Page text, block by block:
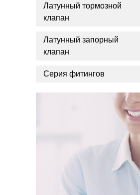
Латунный тормозной
клапан
Латунный запорный
клапан
Серия фитингов